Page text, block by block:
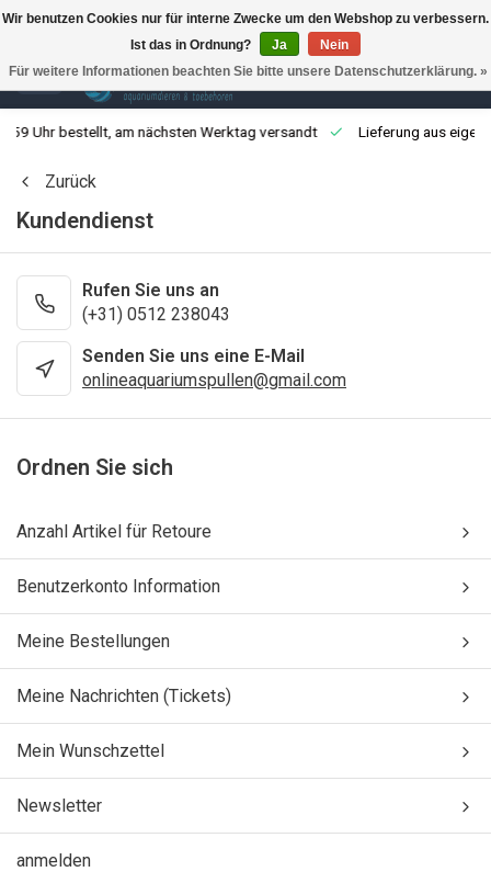
Uhr bestellt, am nächsten Werktag versandt Lieferung aus
Zurück
Kundendienst
Rufen Sie uns an
(+31) 0512 238043
Senden Sie uns eine E-Mail
onlineaquariumspullen@gmail.com
Ordnen Sie sich
Anzahl Artikel für Retoure
Benutzerkonto Information
Meine Bestellungen
Meine Nachrichten (Tickets)
Mein Wunschzettel
Newsletter
anmelden
Wir benutzen Cookies nur für interne Zwecke um den Webshop zu verbessern.
Ist das in Ordnung?
Ja
Nein
Für weitere Informationen beachten Sie bitte unsere Datenschutzerklärung. »